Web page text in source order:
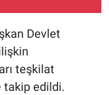
Devlet
teşkilat
takip edildi.